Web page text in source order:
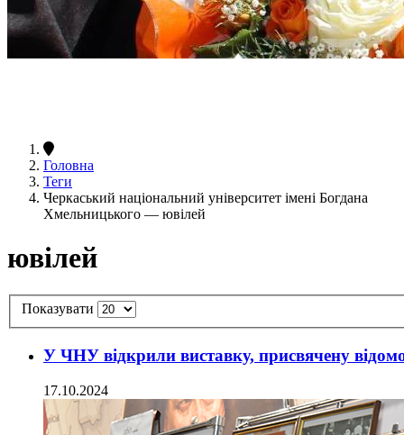
Головна
Теги
Черкаський національний університет імені Богдана
Хмельницького — ювілей
ювілей
Показувати
У ЧНУ відкрили виставку, присвячену
17.10.2024